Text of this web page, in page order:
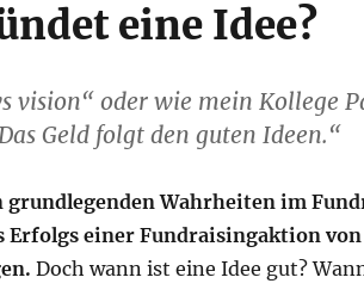
eine Idee?
visi­on“ oder wie mein Kol­le­ge
Geld folgt den guten Ideen.“
grund­le­gen­den Wahr­hei­ten im
Erfolgs einer Fund­rai­sin­g­ak­ti­on
Doch wann ist eine Idee gut?